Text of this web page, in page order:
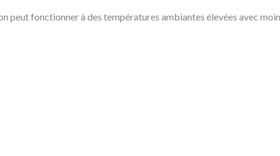
peut fonctionner à des températures ambiantes élevées avec